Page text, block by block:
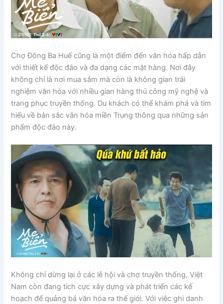
Chợ Đông Ba Huế cũng là một điểm đến văn hóa hấp dẫn
với thiết kế độc đáo và đa dạng các mặt hàng. Nơi đây
không chỉ là nơi mua sắm mà còn là không gian trải
nghiệm văn hóa với nhiều gian hàng thủ công mỹ nghệ và
trang phục truyền thống. Du khách có thể khám phá và tìm
hiểu về bản sắc văn hóa miền Trung thông qua những sản
phẩm độc đáo này.
Không chỉ dừng lại ở các lễ hội và chợ truyền thống, Việt
Nam còn đang tích cực xây dựng và phát triển các kế
hoạch để quảng bá văn hóa ra thế giới. Với việc ghi danh